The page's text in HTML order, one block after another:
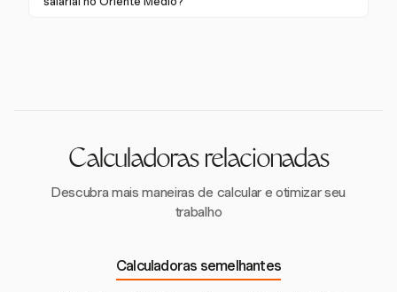
locais para resultados precisos.
Calculadoras relacionadas
Descubra mais maneiras de calcular e otimizar seu
trabalho
Calculadoras semelhantes